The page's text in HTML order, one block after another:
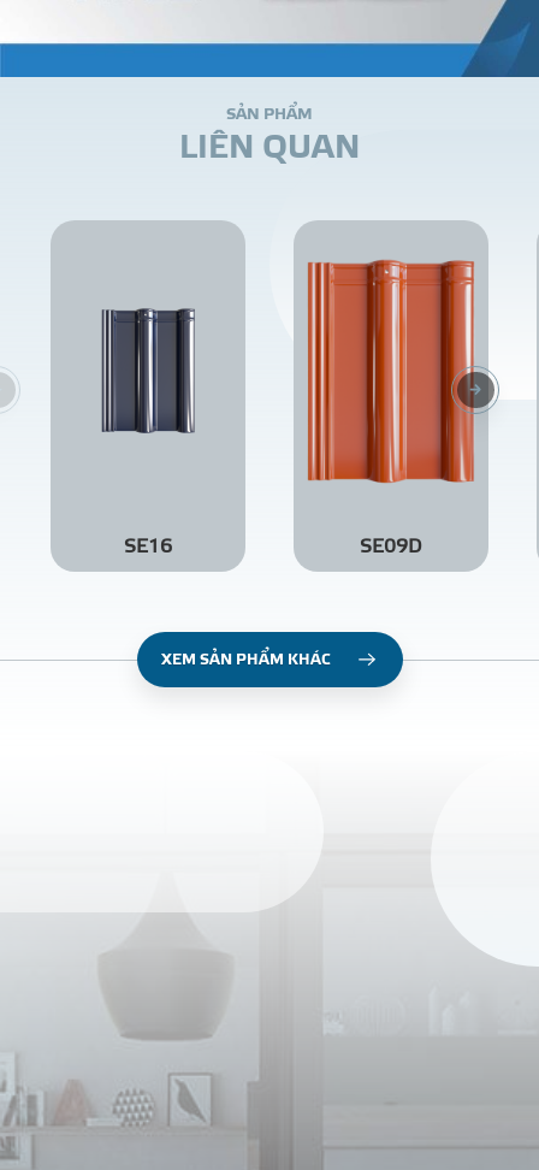
SẢN PHẨM
LIÊN QUAN
SE16 SE09D
XEM SẢN PHẨM KHÁC